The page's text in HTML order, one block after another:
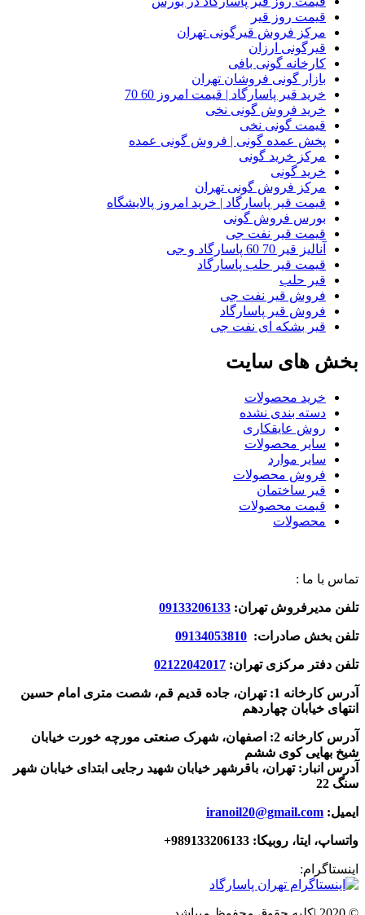
قیمت روز قیر
مرکز فروش قیرگونی تهران
قیرگونی ارزان
کارخانه گونی بافی
بازار گونی فروشان تهران
خرید قیر پاسارگاد | قیمت امروز 60 70
خرید فروش گونی نخی
قیمت گونی نخی
پخش عمده گونی | فروش گونی عمده
مرکز خرید گونی
خرید گونی
مرکز فروش گونی تهران
قیمت قیر پاسارگاد | خرید امروز پالایشگاه
بورس فروش گونی
قیمت قیر نفت جی
آنالیز قیر 70 60 پاسارگاد و جی
قیمت قیر حلب پاسارگاد
قیر حلب
فروش قیر نفت جی
فروش قیر پاسارگاد
قیر بشکه ای نفت جی
بخش های سایت
خرید محصولات
دسته بندی نشده
روش عایقکاری
سایر محصولات
سایر موارد
فروش محصولات
قیر ساختمان
قیمت محصولات
محصولات
تماس با ما :
تلفن مدیرفروش تهران: 09133206133
تلفن بخش صادرات: 09134053810
تلفن دفتر مرکزی تهران: 02122042017
آدرس کارخانه 1: تهران، جاده قدیم قم، شصت متری امام حسین
انتهای خیابان چهاردهم
آدرس کارخانه 2: اصفهان، شهرک صنعتی مورچه خورت خیابان
شیخ بهایی کوی ششم
آدرس انبار: تهران، باقرشهر خیابان شهید رجایی ابتدای خیابان شهر
سنگ 22
ایمیل: iranoil20@gmail.com
واتساپ، ایتا، روبیکا: 989133206133+
اینستاگرام: